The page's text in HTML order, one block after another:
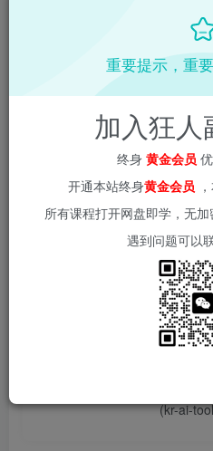
📌 1000➕互联网副业项目教
链接进入本
中赚网 - 分享各大收费VIP网
(kr-ai-
重要提示，重
加入狂
终身 黄金会员
开通本站终身黄金会员
所有课程打开网盘即学，无
遇到问题可以